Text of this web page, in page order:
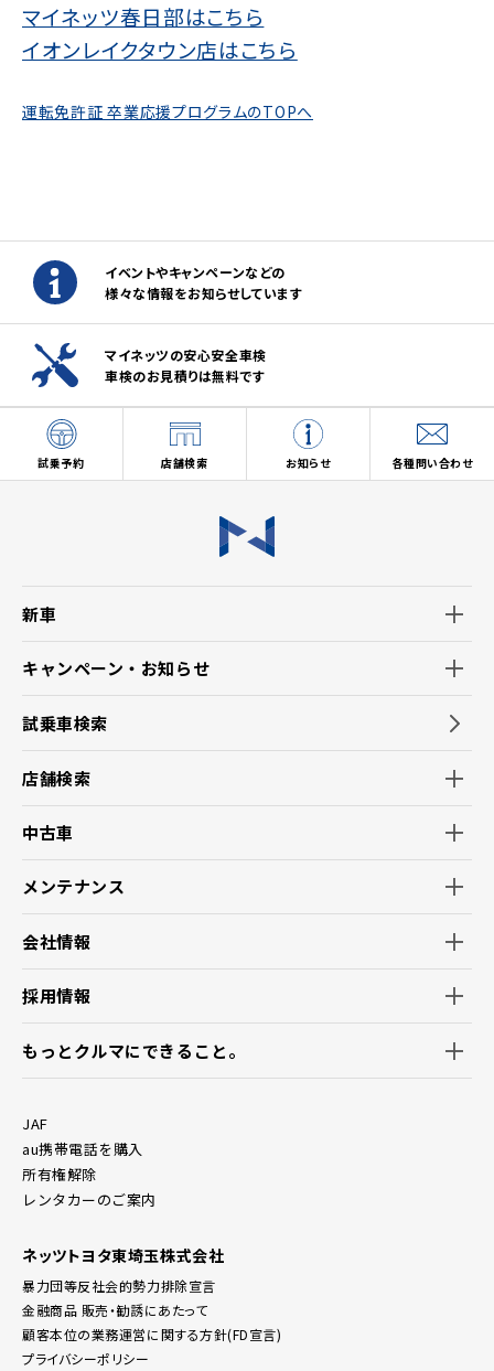
マイネッツ春日部はこちら
イオンレイクタウン店はこちら
運転免許証 卒業応援プログラムのTOPへ
イベントやキャンペーンなどの
様々な情報をお知らせしています
マイネッツの安心安全車検
車検のお見積りは無料です
試乗予約 店舗検索 お知らせ 各種問い合わせ
新車
キャンペーン・お知らせ
試乗車検索
店舗検索
中古車
メンテナンス
会社情報
採用情報
もっとクルマにできること。
JAF
au携帯電話を購入
所有権解除
レンタカーのご案内
ネッツトヨタ東埼玉株式会社
暴力団等反社会的勢力排除宣言
金融商品 販売・勧誘にあたって
顧客本位の業務運営に関する方針(FD宣言)
プライバシーポリシー